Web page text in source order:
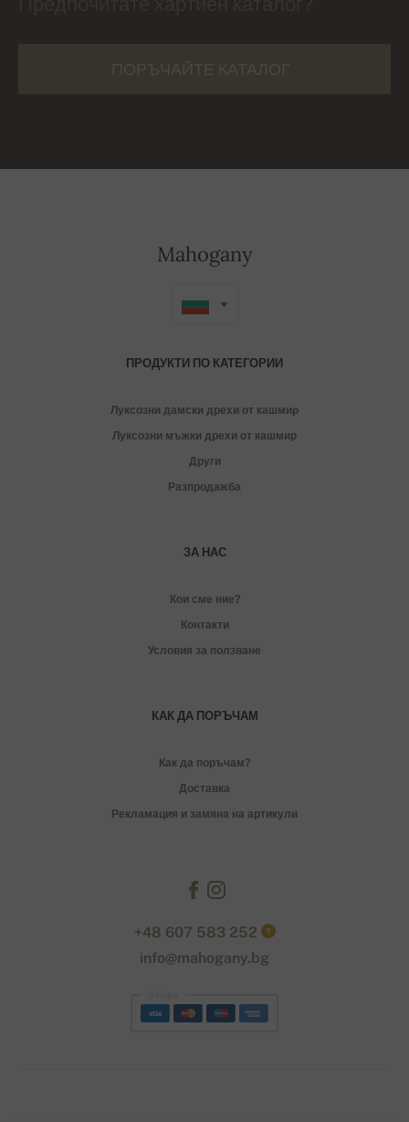
Mahogany
ПРОДУКТИ ПО КАТЕГОРИИ
Луксозни дамски дрехи от кашмиp
Луксозни мъжки дрехи от кашмир
Други
Разпродажба
ЗА НАС
Кои сме ние?
Контакти
Условия за ползване
КАК ДА ПОРЪЧАМ
Как да поръчам?
Доставка
Рекламация и замяна на артикули
+48 607 583 252 ?
info@mahogany.bg